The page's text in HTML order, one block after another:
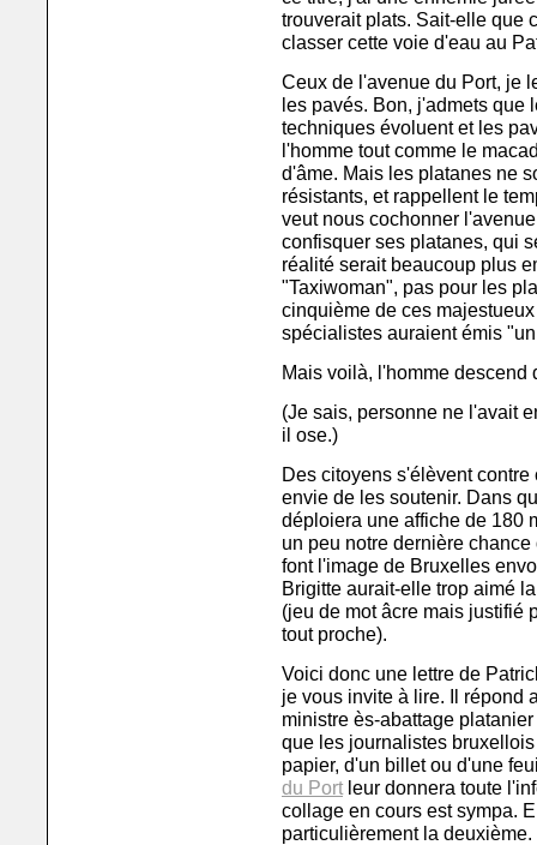
trouverait plats. Sait-elle que
classer cette voie d'eau au
Ceux de l'avenue du Port, je
les pavés. Bon, j'admets que
techniques évoluent et les
l'homme tout comme le
d'âme. Mais les platanes ne
résistants, et rappellent le
veut nous cochonner
confisquer ses platanes, qui
réalité serait beaucoup plus
"Taxiwoman", pas pour les
cinquième de ces
spécialistes auraient émis
Mais voilà, l'homme descend
(Je sais, personne ne l'avait
il ose.)
Des citoyens s'élèvent
envie de les soutenir. Dans
déploiera une affiche de 180
un peu notre dernière
font l'image de Bruxelles
Brigitte aurait-elle trop aimé
(jeu de mot âcre mais justifié
tout proche).
Voici donc une lettre de
je vous invite à lire. Il répond
ministre ès-abattage
que les journalistes
papier, d'un billet ou d'une
du Port leur donnera toute
collage en cours est sympa.
particulièrement la